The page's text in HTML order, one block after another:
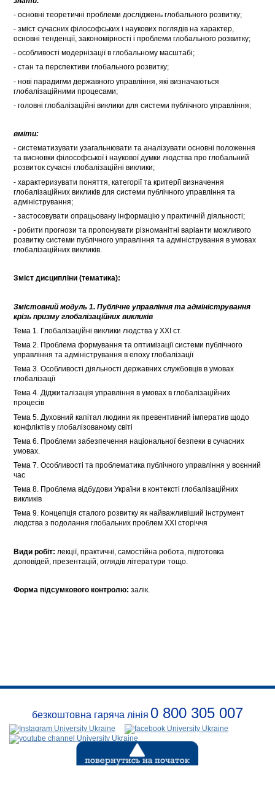
- основні теоретичні проблеми досліджень глобального розвитку;
- зміст сучасних філософських і наукових поглядів на характер,
основні тенденції, закономірності і проблеми глобального розвитку;
- особливості модернізації в глобальному масштабі;
- стан та перспективи глобального розвитку;
- нові парадигми державного управління, які визначаються
глобалізаційними процесами;
- головні глобалізаційні виклики для системи публічного управління;
вміти:
- систематизувати узагальнювати та аналізувати основні положення
та висновки філософської і наукової думки людства про глобальний
розвиток сучасні глобалізаційні виклики;
- характеризувати поняття, категорії та критерії визначення
глобалізаційних викликів для системи публічного управління та
адміністрування;
- застосовувати опрацьовану інформацію у практичній діяльності;
- робити прогнози та пропонувати різноманітні варіанти можливого
розвитку системи публічного управління та адміністрування в умовах
глобалізаційних викликів.
Зміст дисципліни (тематика):
Змістовний модуль 1. Публічне управління та адміністрування
крізь призму глобалізаційних викликів
Тема 1. Глобалізаційні виклики людства у ХХІ ст.
Тема 2. Проблема формування та оптимізації системи публічного
управління та адміністрування в епоху глобалізації
Тема 3. Особливості діяльності державних службовців в умовах
глобалізації
Тема 4. Діджиталізація управління в умовах в глобалізаційних
процесів
Тема 5. Духовний капітал людини як превентивний імператив щодо
конфліктів у глобалізованому світі
Тема 6. Проблеми забезпечення національної безпеки в сучасних
умовах.
Тема 7. Особливості та проблематика публічного управління у воєнний
час
Тема 8. Проблема відбудови України в контексті глобалізаційних
викликів
Тема 9. Концепція сталого розвитку як найважливіший інструмент
людства з подолання глобальних проблем ХХІ сторіччя
Види робіт: лекції, практичні, самостійна робота, підготовка
доповідей, презентацій, оглядів літератури тощо.
Форма підсумкового контролю: залік.
безкоштовна гаряча лінія 0 800 305 007
Про
заклад